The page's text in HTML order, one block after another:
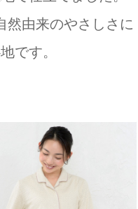
然由来のやさしさに
です。